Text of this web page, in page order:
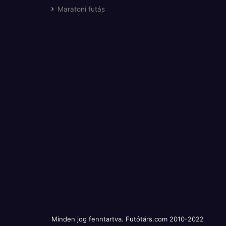
Maratoni futás
Minden jog fenntartva. Futótárs.com 2010-2022